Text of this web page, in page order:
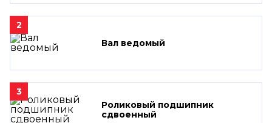
2
Вал ведомый
3
Роликовый подшипник
сдвоенный